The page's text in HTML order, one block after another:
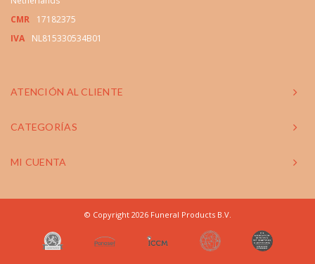
CMR
17182375
IVA
NL815330534B01
ATENCIÓN AL CLIENTE
CATEGORÍAS
MI CUENTA
© Copyright 2026 Funeral Products B.V.